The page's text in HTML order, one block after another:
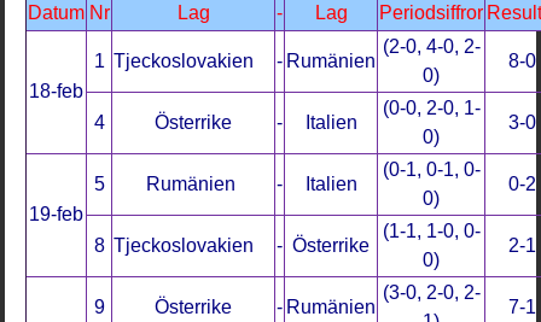
Datum Nr Lag - Lag Periodsiffror
18-feb
1 Tjeckoslovakien - Rumänien
(2-0, 4-0, 2-
0)
8-0
4 Österrike - Italien
(0-0, 2-0, 1-
0)
3-0
19-feb
5 Rumänien - Italien
(0-1, 0-1, 0-
0)
0-2
8 Tjeckoslovakien - Österrike
(1-1, 1-0, 0-
0)
2-1
9 Österrike - Rumänien
(3-0, 2-0, 2-
7-1